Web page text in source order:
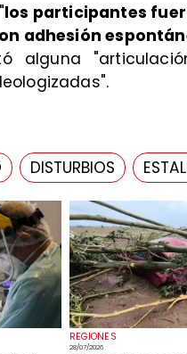
REGIONES
28/07/2026
los participantes
adhesión
alguna
DISTURBIOS